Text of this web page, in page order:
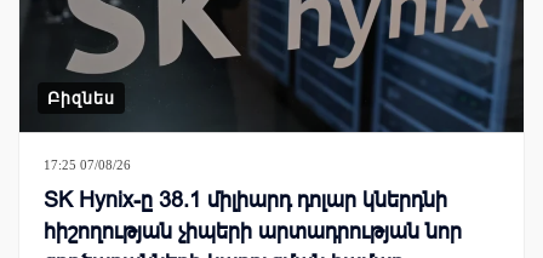
Բիզնես
17:25 07/08/26
SK Hynix-ը 38.1 միլիարդ դոլար կներդնի
հիշողության չիպերի արտադրության նոր